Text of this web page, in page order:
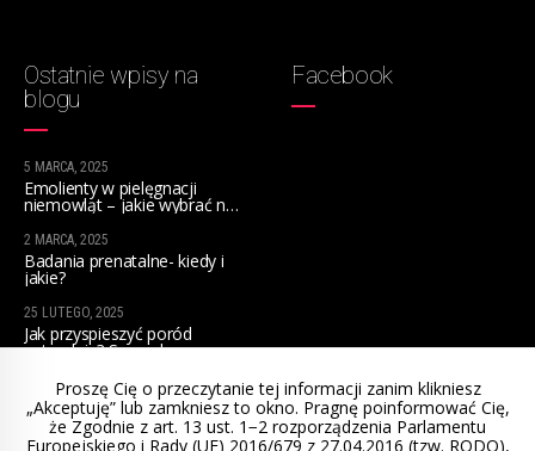
Proszę Cię o przeczytanie tej informacji zanim klikniesz
„Akceptuję” lub zamkniesz to okno. Pragnę poinformować Cię,
że Zgodnie z art. 13 ust. 1−2 rozporządzenia Parlamentu
Europejskiego i Rady (UE) 2016/679 z 27.04.2016 (tzw. RODO),
Ostatnie wpisy na
blogu
5 MARCA, 2025
Emolienty w pielęgnacji
niemowląt – jakie wybrać na
2 MARCA, 2025
Badania prenatalne- kiedy i
jakie?
25 LUTEGO, 2025
Jak przyspieszyć poród
naturalnie? Sprawdzone
Facebook